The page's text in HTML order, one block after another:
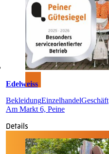
Edelweiss
BekleidungEinzelhandelGeschäft
Am Markt 6, Peine
Details